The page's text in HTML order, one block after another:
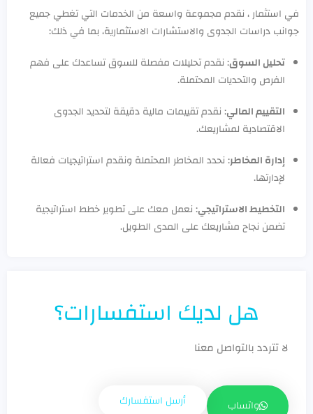
في استثمار ، نقدم مجموعة واسعة من الخدمات التي تغطي جميع
جوانب دراسات الجدوى والاستشارات الاستثمارية، بما في ذلك:
تحليل السوق: نقدم تحليلات مفصلة للسوق تساعدك على فهم
الفرص والتحديات المحتملة.
التقييم المالي: نقدم تقييمات مالية دقيقة لتحديد الجدوى
الاقتصادية لمشاريعك.
إدارة المخاطر: نحدد المخاطر المحتملة ونقدم استراتيجيات فعالة
لإدارتها.
التخطيط الاستراتيجي: نعمل معك على تطوير خطط استراتيجية
تضمن نجاح مشاريعك على المدى الطويل.
هل لديك استفسارات؟
لا تتردد بالتواصل معنا
واتساب أرسل استفسارك